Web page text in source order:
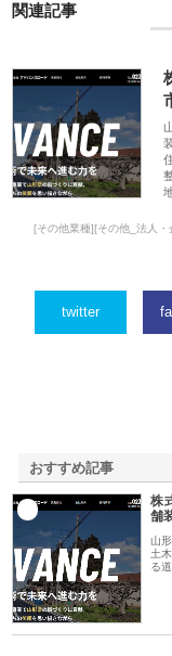
関連記事
[その他業種][その他_法人・
twitter
おすすめ記事
株
舗
山
土
る